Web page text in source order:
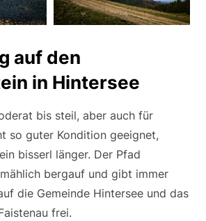
auf den
in Hintersee
bis steil, aber auch für
so guter Kondition geeignet,
bisserl länger. Der Pfad
bergauf und gibt immer
die Gemeinde Hintersee und das
frei.